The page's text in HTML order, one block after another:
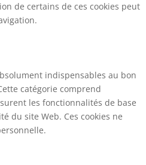
de certains de ces cookies peut
indispensables au bon
catégorie comprend
les fonctionnalités de base
du site Web. Ces cookies ne